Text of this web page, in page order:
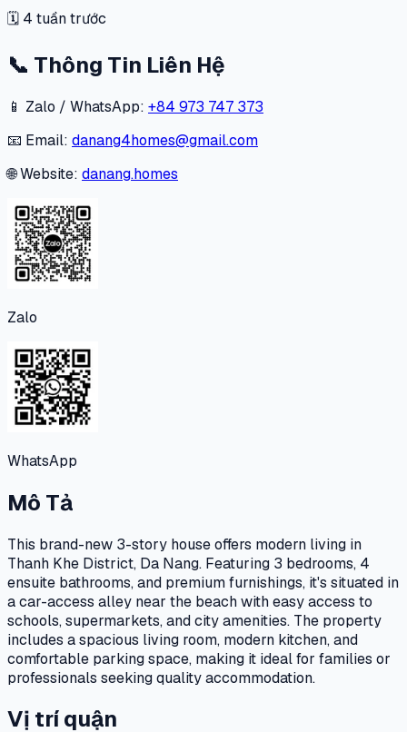
🗓 4 tuần trước
📞 Thông Tin Liên Hệ
📱 Zalo / WhatsApp: +84 973 747 373
📧 Email: danang4homes@gmail.com
🌐 Website: danang.homes
Zalo
WhatsApp
Mô Tả
This brand-new 3-story house offers modern living in
Thanh Khe District, Da Nang. Featuring 3 bedrooms, 4
ensuite bathrooms, and premium furnishings, it's situated in
a car-access alley near the beach with easy access to
schools, supermarkets, and city amenities. The property
includes a spacious living room, modern kitchen, and
comfortable parking space, making it ideal for families or
professionals seeking quality accommodation.
Vị trí quận